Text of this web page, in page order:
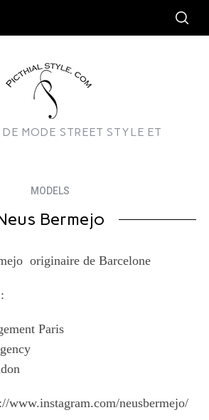
MODE STREET STYLE ET
MODELS
Bermejo
originaire de Barcelone
Paris
www.instagram.com/neusbermejo/